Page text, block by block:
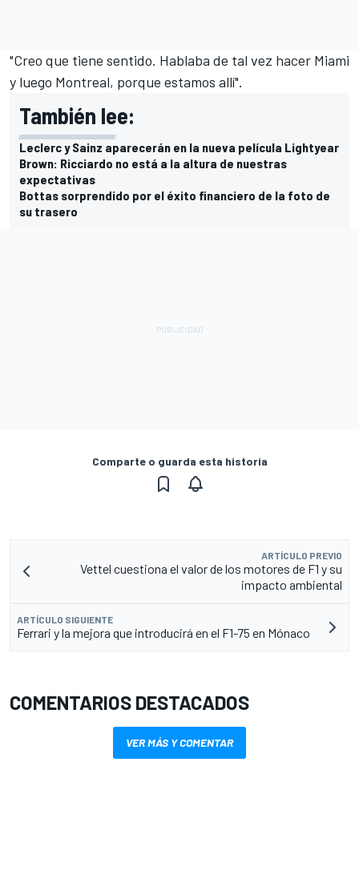
"Creo que tiene sentido. Hablaba de tal vez hacer Miami
y luego Montreal, porque estamos allí".
También lee:
Leclerc y Sainz aparecerán en la nueva película Lightyear
Brown: Ricciardo no está a la altura de nuestras
expectativas
Bottas sorprendido por el éxito financiero de la foto de
su trasero
Comparte o guarda esta historia
ARTÍCULO PREVIO
Vettel cuestiona el valor de los motores de F1 y su
impacto ambiental
ARTÍCULO SIGUIENTE
Ferrari y la mejora que introducirá en el F1-75 en Mónaco
COMENTARIOS DESTACADOS
VER MÁS Y COMENTAR